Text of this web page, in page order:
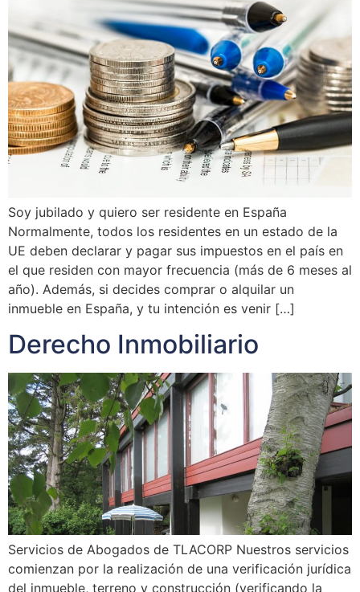
Soy jubilado y quiero ser residente en España
Normalmente, todos los residentes en un estado de la
UE deben declarar y pagar sus impuestos en el país en
el que residen con mayor frecuencia (más de 6 meses al
año). Además, si decides comprar o alquilar un
inmueble en España, y tu intención es venir […]
Derecho Inmobiliario
Servicios de Abogados de TLACORP Nuestros servicios
comienzan por la realización de una verificación jurídica
del inmueble, terreno y construcción (verificando la